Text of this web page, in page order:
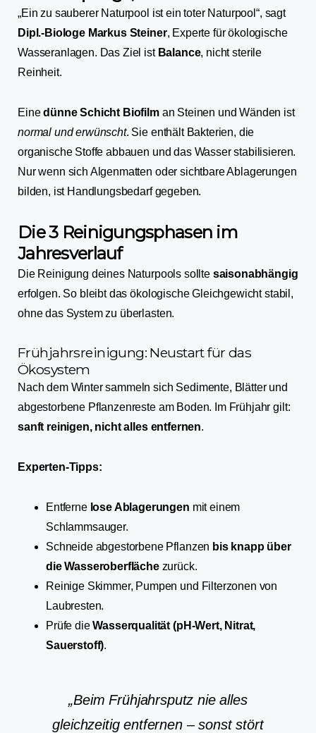
„Ein zu sauberer Naturpool ist ein toter Naturpool“, sagt
Dipl.-Biologe Markus Steiner, Experte für ökologische
Wasseranlagen. Das Ziel ist Balance, nicht sterile
Reinheit.
Einedünne Schicht Biofilman Steinen und Wänden ist
normal und erwünscht. Sie enthält Bakterien, die
organische Stoffe abbauen und das Wasser stabilisieren.
Nur wenn sich Algenmatten oder sichtbare Ablagerungen
bilden, ist Handlungsbedarf gegeben.
Die 3 Reinigungsphasen im
Jahresverlauf
Die Reinigung deines Naturpools sollte saisonabhängig
erfolgen. So bleibt das ökologische Gleichgewicht stabil,
ohne das System zu überlasten.
Frühjahrsreinigung: Neustart für das
Ökosystem
Nach dem Winter sammeln sich Sedimente, Blätter und
abgestorbene Pflanzenreste am Boden. Im Frühjahr gilt:
sanft reinigen, nicht alles entfernen.
Experten-Tipps:
Entferne lose Ablagerungen mit einem
Schlammsauger.
Schneide abgestorbene Pflanzen bis knapp über
die Wasseroberflächezurück.
Reinige Skimmer, Pumpen und Filterzonen von
Laubresten.
Prüfe dieWasserqualität (pH-Wert, Nitrat,
Sauerstoff).
„Beim Frühjahrsputz nie alles
gleichzeitig entfernen – sonst stört